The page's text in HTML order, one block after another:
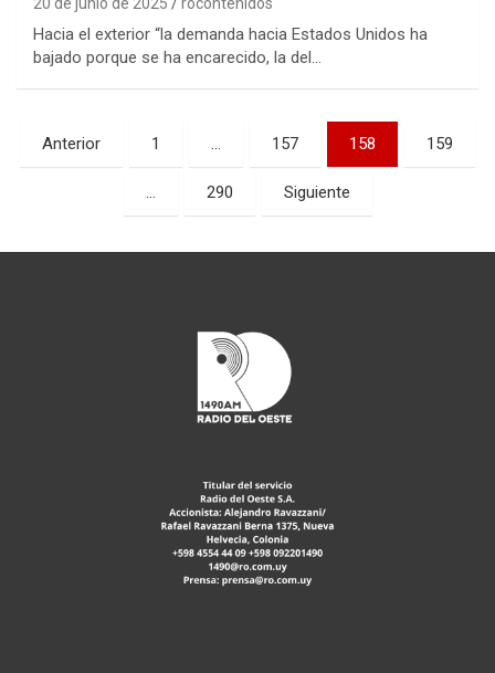
Hacia el exterior “la demanda hacia Estados Unidos ha
bajado porque se ha encarecido, la del…
Paginación
de
entradas
Anterior 1 157 158 159
290 Siguiente